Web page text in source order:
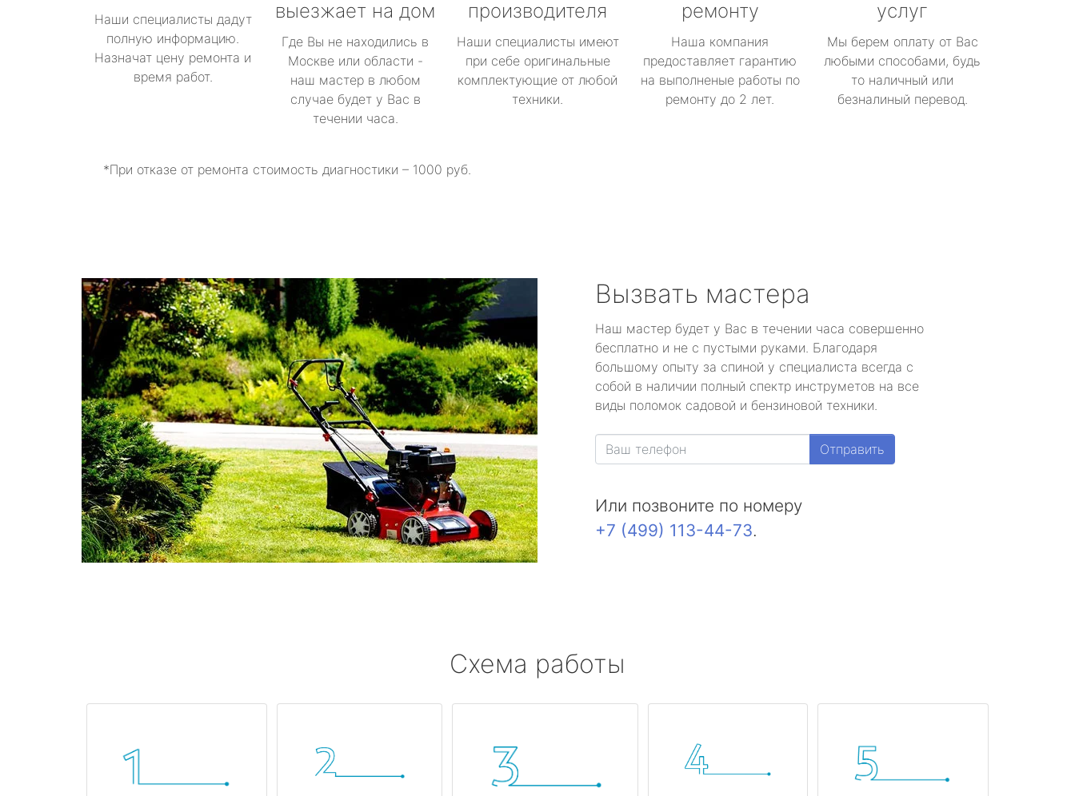
Наши специалисты дадут
полную информацию.
Назначат цену ремонта и
время работ.
выезжает на дом
Где Вы не находились в
Москве или области -
наш мастер в любом
случае будет у Вас в
течении часа.
производителя
Наши специалисты имеют
при себе оригинальные
комплектующие от любой
техники.
ремонту
Наша компания
предоставляет гарантию
на выполненые работы по
ремонту до 2 лет.
услуг
Мы берем оплату от Вас
любыми способами, будь
то наличный или
безналиный перевод.
*При отказе от ремонта стоимость диагностики – 1000 руб.
Вызвать мастера
Наш мастер будет у Вас в течении часа совершенно
бесплатно и не с пустыми руками. Благодаря
большому опыту за спиной у специалиста всегда с
собой в наличии полный спектр инструметов на все
виды поломок садовой и бензиновой техники.
Отправить
Или позвоните по номеру
+7 (499) 113-44-73.
Схема работы